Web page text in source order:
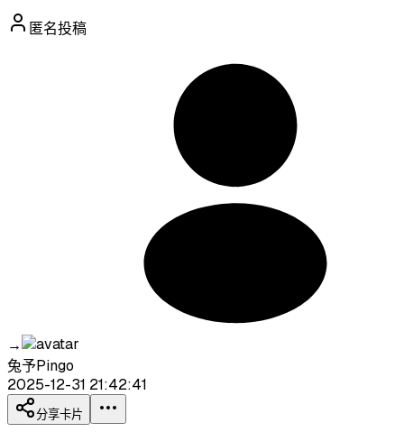
匿名投稿
→
兔予Pingo
2025-12-31 21:42:41
分享卡片